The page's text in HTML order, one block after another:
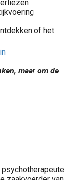
of het
maar om de